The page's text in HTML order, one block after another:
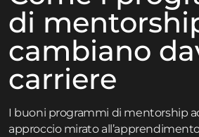
di
cambiano
carriere
I buoni programmi di mentorship
approccio mirato